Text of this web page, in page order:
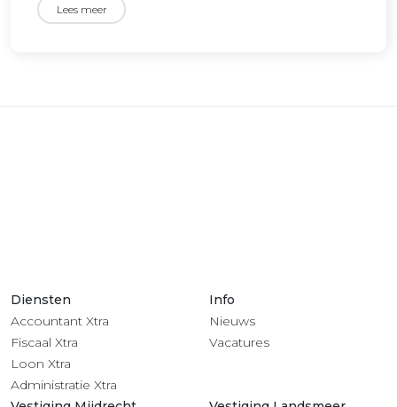
Lees meer
Diensten
Accountant Xtra
Fiscaal Xtra
Loon Xtra
Administratie Xtra
Info
Nieuws
Vacatures